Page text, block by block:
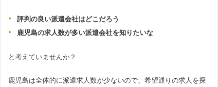
評判の良い派遣会社はどこだろう
鹿児島の求人数が多い派遣会社を知りたいな
と考えていませんか？
鹿児島は全体的に派遣求人数が少ないので、希望通りの求人を探